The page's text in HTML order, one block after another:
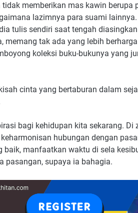
memberikan mas kawin berupa
lazimnya para suami
tulis sendiri saat tengah
memang tak ada yang lebih
koleksi buku-bukunya yang
cinta yang bertaburan dalam
bagi kehidupan kita sekarang. Di
hubungan dengan
baik, manfaatkan waktu di sela
pasangan, supaya ia bahagia.